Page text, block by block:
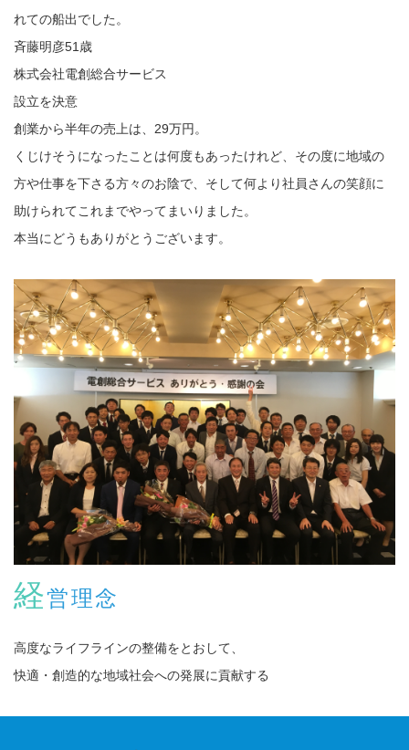
れての船出でした。
斉藤明彦51歳
株式会社電創総合サービス
設立を決意
創業から半年の売上は、29万円。
くじけそうになったことは何度もあったけれど、その度に地域の
方や仕事を下さる方々のお陰で、そして何より社員さんの笑顔に
助けられてこれまでやってまいりました。
本当にどうもありがとうございます。
経営理念
高度なライフラインの整備をとおして、
快適・創造的な地域社会への発展に貢献する